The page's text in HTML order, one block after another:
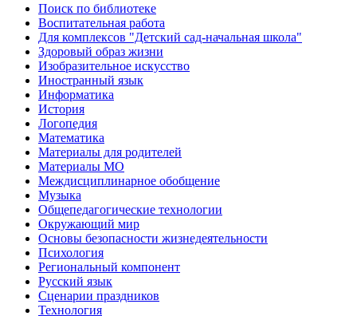
Поиск по библиотеке
Воспитательная работа
Для комплексов "Детский сад-начальная школа"
Здоровый образ жизни
Изобразительное искусство
Иностранный язык
Информатика
История
Логопедия
Математика
Материалы для родителей
Материалы МО
Междисциплинарное обобщение
Музыка
Общепедагогические технологии
Окружающий мир
Основы безопасности жизнедеятельности
Психология
Региональный компонент
Русский язык
Сценарии праздников
Технология